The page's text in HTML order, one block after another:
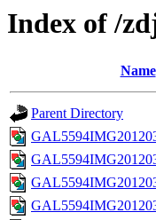
Index of /
Name
Parent Directory